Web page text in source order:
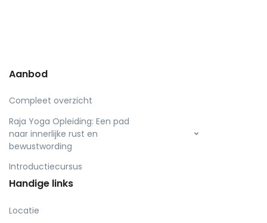
Aanbod
Compleet overzicht
Raja Yoga Opleiding: Een pad
naar innerlijke rust en
bewustwording
Introductiecursus
Handige links
Locatie